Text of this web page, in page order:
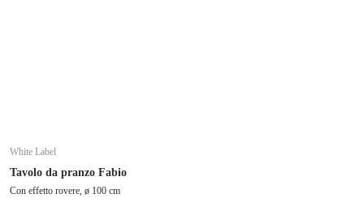
White Label
Tavolo da pranzo Fabio
Con effetto rovere, ø 100 cm